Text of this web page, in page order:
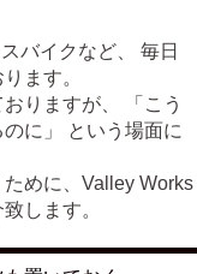
バイクなど、 毎日
ます。
りますが、 「こう
に」 という場面に
めに、Valley Works
します。